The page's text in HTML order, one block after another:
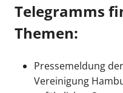
Telegramms
Themen:
Pressemeldung
Vereinigung